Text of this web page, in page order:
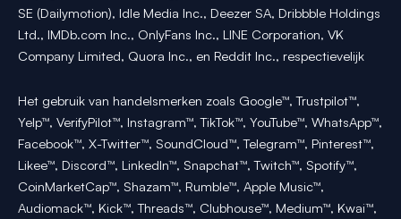
SE (Dailymotion), Idle Media Inc., Deezer SA, Dribbble Holdings
Ltd., IMDb.com Inc., OnlyFans Inc., LINE Corporation, VK
Company Limited, Quora Inc., en Reddit Inc., respectievelijk
Het gebruik van handelsmerken zoals Google™, Trustpilot™,
Yelp™, VerifyPilot™, Instagram™, TikTok™, YouTube™, WhatsApp™,
Facebook™, X-Twitter™, SoundCloud™, Telegram™, Pinterest™,
Likee™, Discord™, LinkedIn™, Snapchat™, Twitch™, Spotify™,
CoinMarketCap™, Shazam™, Rumble™, Apple Music™,
Audiomack™, Kick™, Threads™, Clubhouse™, Medium™, Kwai™,